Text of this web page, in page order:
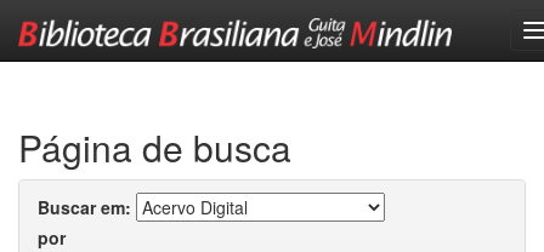
Página de busca
Buscar em:
por